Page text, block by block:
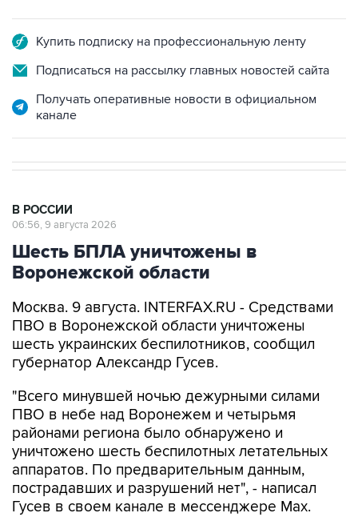
Купить подписку на профессиональную ленту
Подписаться на рассылку главных новостей сайта
Получать оперативные новости в официальном
канале
В РОССИИ
06:56, 9 августа 2026
Шесть БПЛА уничтожены в
Воронежской области
Москва. 9 августа. INTERFAX.RU - Средствами
ПВО в Воронежской области уничтожены
шесть украинских беспилотников, сообщил
губернатор Александр Гусев.
"Всего минувшей ночью дежурными силами
ПВО в небе над Воронежем и четырьмя
районами региона было обнаружено и
уничтожено шесть беспилотных летательных
аппаратов. По предварительным данным,
пострадавших и разрушений нет", - написал
Гусев в своем канале в мессенджере Max.